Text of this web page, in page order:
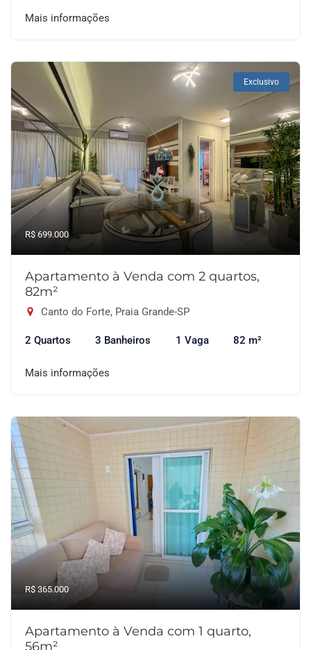
Mais informações
Exclusivo
R$ 699.000
Apartamento à Venda com 2 quartos,
82m²
Canto do Forte, Praia Grande-SP
2 Quartos 3 Banheiros 1 Vaga 82 m²
Mais informações
R$ 365.000
Apartamento à Venda com 1 quarto,
56m²